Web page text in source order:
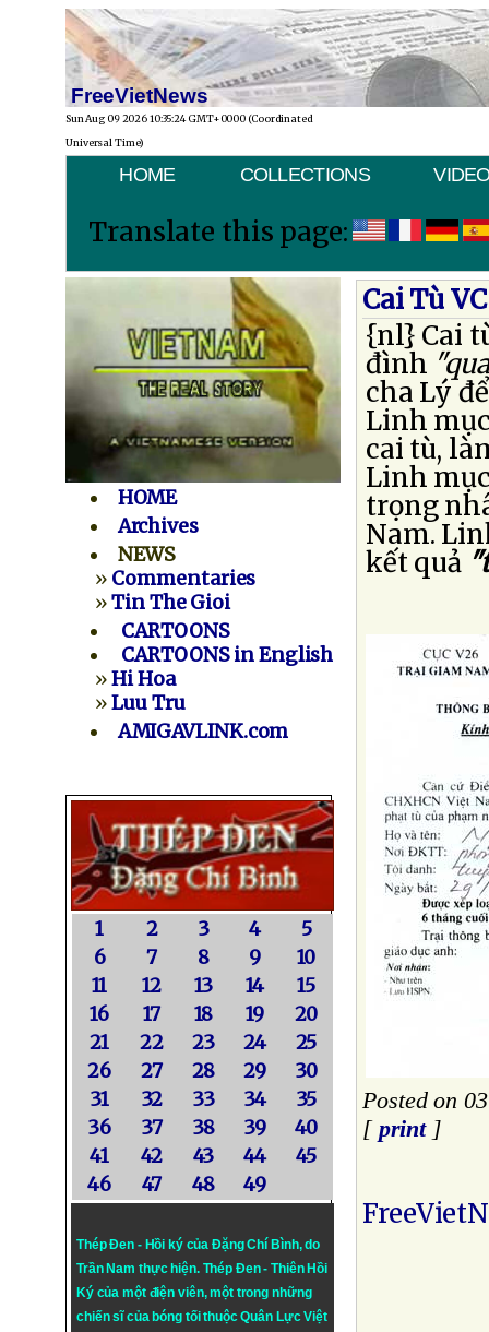
FreeVietNews
Sun Aug 09 2026 10:35:24 GMT+0000 (Coordinated
Universal Time)
HOME COLLECTIONS
Translate this page:
HOME
Archives
NEWS
» Commentaries
»Tin The Gioi
CARTOONS
CARTOONS in English
»Hi Hoa
»Luu Tru
AMIGAVLINK.com
1 2 3 4
5
6
7 8 9
10
11
12 13 14
15
16
17 18 19
20
21
22 23 24
25
26
27 28 29
30
31
32 33 34
35
36
37 38 39
40
41
42 43 44
45
46
47 48 49
Thép Đen - Hồi ký của Đặng Chí Bình, do
Trần Nam thực hiện. Thép Đen- Thiên Hồi
Ký của một điện viên, một trong những
chiến sĩ của bóng tối thuộc Quân Lực Việt
Cai Tù
{nl} Cai
đình
cha Lý
Linh
cai tù,
Linh
trọng
Nam.
kết quả
Posted on
[ print]